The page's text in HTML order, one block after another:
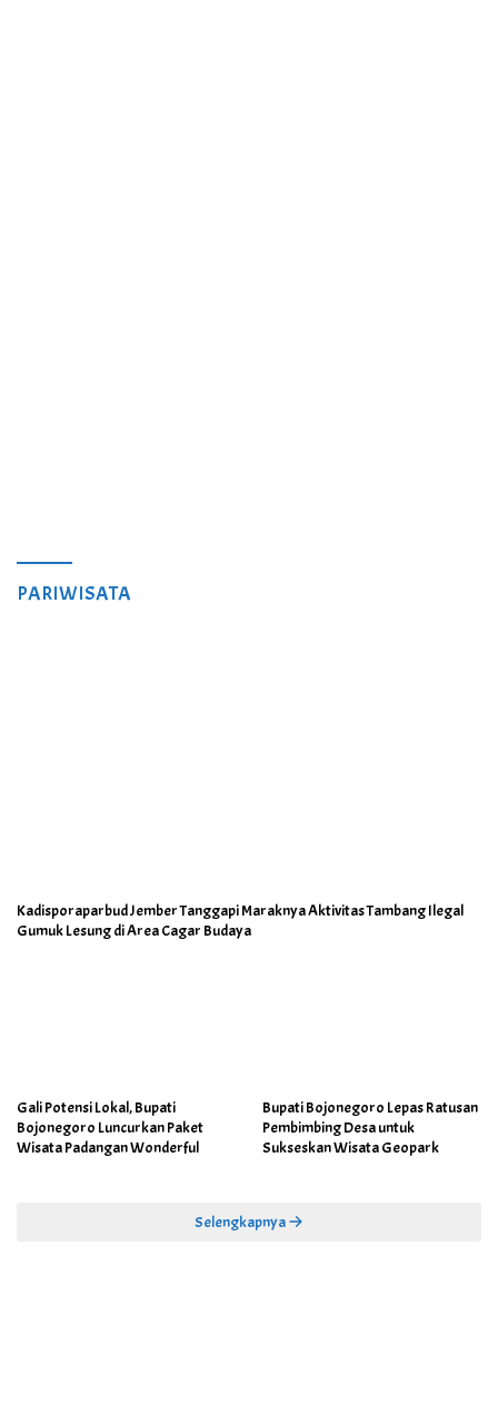
PARIWISATA
Kadisporaparbud Jember Tanggapi Maraknya Aktivitas Tambang Ilegal
Gumuk Lesung di Area Cagar Budaya
Gali Potensi Lokal, Bupati
Bojonegoro Luncurkan Paket
Wisata Padangan Wonderful
Bupati Bojonegoro Lepas Ratusan
Pembimbing Desa untuk
Sukseskan Wisata Geopark
Selengkapnya